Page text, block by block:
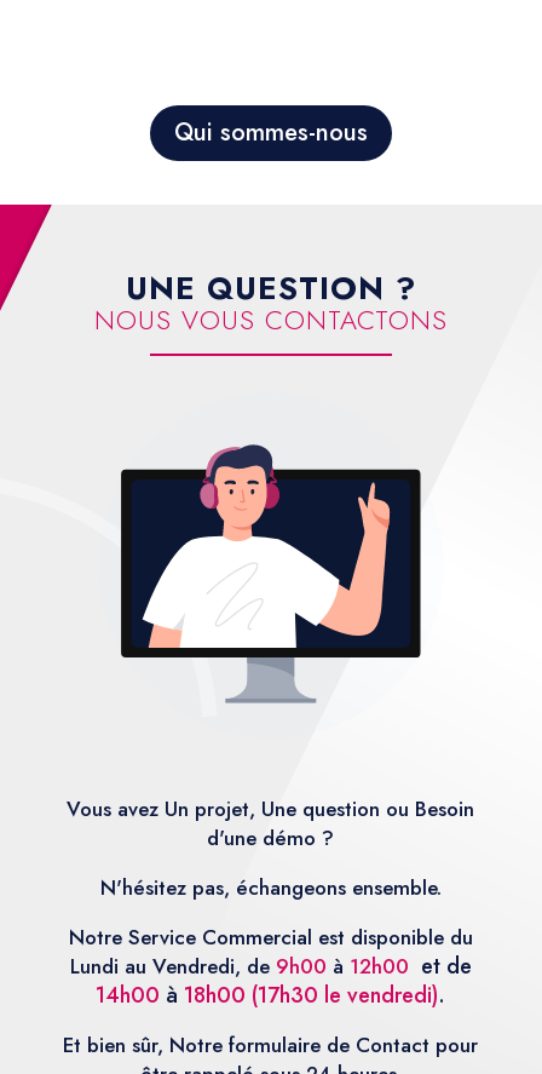
Qui sommes-nous
UNE QUESTION ?
NOUS VOUS CONTACTONS
Vous avez Un projet, Une question ou Besoin
d'une démo ?
N'hésitez pas, échangeons ensemble.
Notre Service Commercial est disponible du
Lundi au Vendredi, de 9h00 à 12h00 et de
14h00 à 18h00 (17h30 le vendredi).
Et bien sûr, Notre formulaire de Contact pour